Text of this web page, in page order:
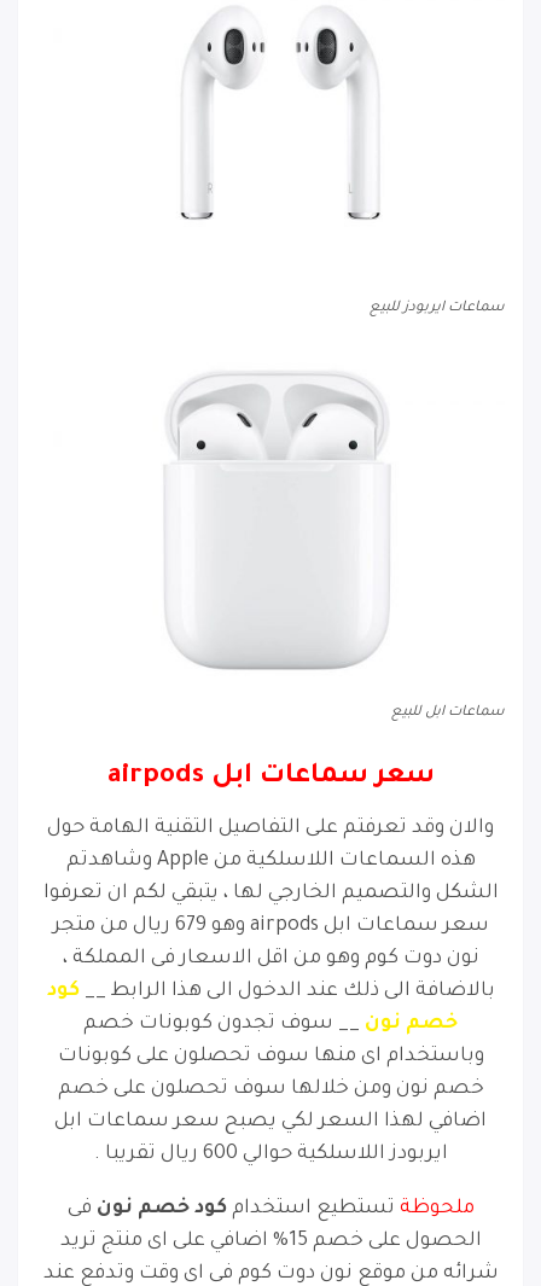
سماعات ايربودز للبيع
سماعات ابل للبيع
سعر سماعات ابل airpods
والان وقد تعرفتم على التفاصيل التقنية الهامة حول
هذه السماعات اللاسلكية من Apple وشاهدتم
الشكل والتصميم الخارجي لها ، يتبقي لكم ان تعرفوا
سعر سماعات ابل airpods وهو 679 ريال من متجر
نون دوت كوم وهو من اقل الاسعار فى المملكة ،
بالاضافة الى ذلك عند الدخول الى هذا الرابط __كود
خصم نون __ سوف تجدون كوبونات خصم
وباستخدام اى منها سوف تحصلون على كوبونات
خصم نون ومن خلالها سوف تحصلون على خصم
اضافي لهذا السعر لكي يصبح سعر سماعات ابل
ايربودز اللاسلكية حوالي 600 ريال تقريبا .
ملحوظة تستطيع استخدامكود خصم نون فى
الحصول على خصم 15% اضافي على اى منتج تريد
شرائه من موقع نون دوت كوم فى اى وقت وتدفع عند